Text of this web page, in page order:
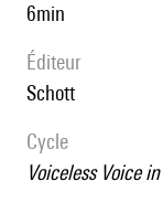
6min
éditeur
Schott
Cycle
Voiceless Voice